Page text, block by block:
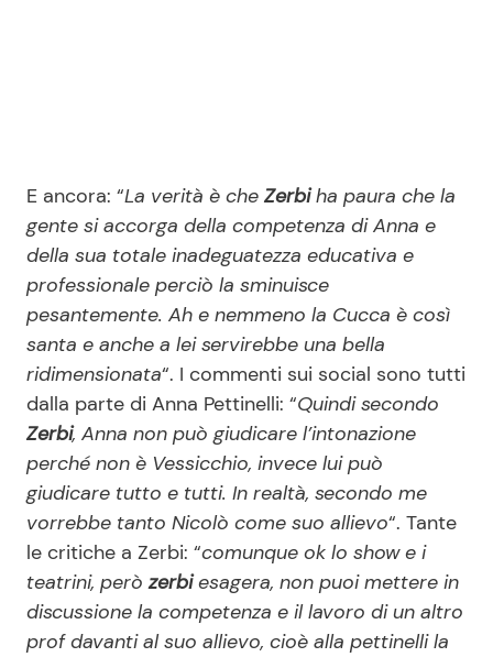
E ancora: “La verità è che Zerbiha paura che la
gente si accorga della competenza di Anna e
della sua totale inadeguatezza educativa e
professionale perciò la sminuisce
pesantemente. Ah e nemmeno la Cucca è così
santa e anche a lei servirebbe una bella
ridimensionata“. I commenti sui social sono tutti
dalla parte di Anna Pettinelli: “Quindi secondo
Zerbi, Anna non può giudicare l’intonazione
perché non è Vessicchio, invece lui può
giudicare tutto e tutti. In realtà, secondo me
vorrebbe tanto Nicolò come suo allievo“. Tante
le critiche a Zerbi: “comunque ok lo show e i
teatrini, peròzerbiesagera, non puoi mettere in
discussione la competenza e il lavoro di un altro
prof davanti al suo allievo, cioè alla pettinelli la